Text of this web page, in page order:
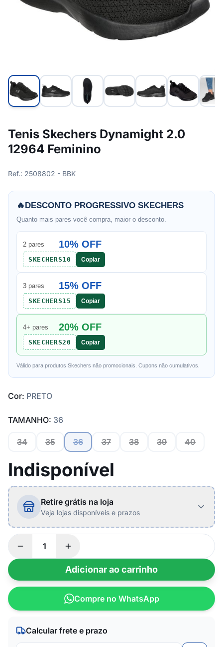
Tenis Skechers Dynamight 2.0
12964 Feminino
Ref.: 2508802 - BBK
🔥DESCONTO PROGRESSIVO SKECHERS
Quanto mais pares você compra, maior o desconto.
2 pares 10% OFF
SKECHERS10 Copiar
3 pares 15% OFF
SKECHERS15 Copiar
4+ pares 20% OFF
SKECHERS20 Copiar
Válido para produtos Skechers não promocionais. Cupons não cumulativos.
Cor: PRETO
TAMANHO: 36
34 35 36 37 38 39 40
Indisponível
Retire grátis na loja
Veja lojas disponíveis e prazos
Adicionar ao carrinho
Compre no WhatsApp
Calcular frete e prazo